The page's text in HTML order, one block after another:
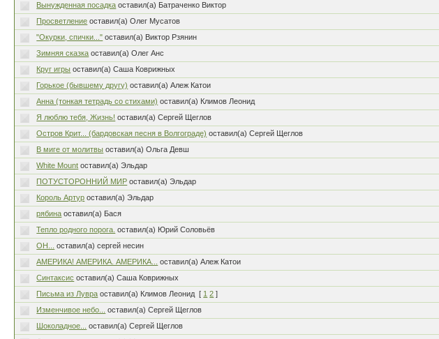
Вынужденная посадка оставил(а) Батраченко Виктор
Просветление оставил(а) Oлег Мусатов
"Окурки, спички..." оставил(а) Виктор Рзянин
Зимняя сказка оставил(а) Олег Анс
Круг игры оставил(а) Саша Коврижных
Горькое (бывшему другу) оставил(а) Алеж Катои
Анна (тонкая тетрадь со стихами) оставил(а) Климов Леонид
Я люблю тебя, Жизнь! оставил(а) Сергей Щеглов
Остров Крит... (бардовская песня в Волгограде) оставил(а) Сергей Щеглов
В миге от молитвы оставил(а) Ольга Девш
White Mount оставил(а) Эльдар
ПОТУСТОРОННИЙ МИР оставил(а) Эльдар
Король Артур оставил(а) Эльдар
рябина оставил(а) Бася
Тепло родного порога. оставил(а) Юрий Соловьёв
ОН...
оставил(а) сергей несин
АМЕРИКА! АМЕРИКА. АМЕРИКА...
оставил(а) Алеж Катои
Синтаксис оставил(а) Саша Коврижных
Письма из Лувра оставил(а) Климов Леонид [ 1 2 ]
Изменчивое небо...
оставил(а) Сергей Щеглов
Шоколадное...
оставил(а) Сергей Щеглов